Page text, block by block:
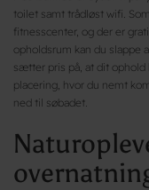
toilet samt trådløst wifi.
fitnesscenter, og der er
opholdsrum kan du slappe
sætter pris på, at dit ophold
placering, hvor du nemt
ned til søbadet.